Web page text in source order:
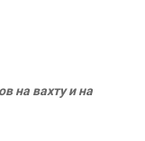
на вахту и на